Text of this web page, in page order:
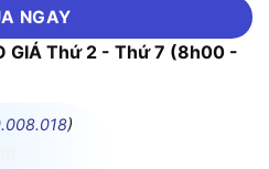
NGAY
GIÁ Thứ 2 - Thứ 7 (8h00 -
)